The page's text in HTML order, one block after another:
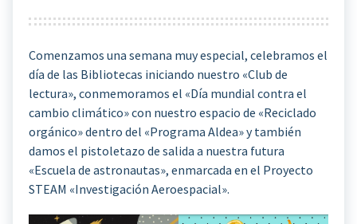
Comenzamos una semana muy especial, celebramos el
día de las Bibliotecas iniciando nuestro «Club de
lectura», conmemoramos el «Día mundial contra el
cambio climático» con nuestro espacio de «Reciclado
orgánico» dentro del «Programa Aldea» y también
damos el pistoletazo de salida a nuestra futura
«Escuela de astronautas», enmarcada en el Proyecto
STEAM «Investigación Aeroespacial».